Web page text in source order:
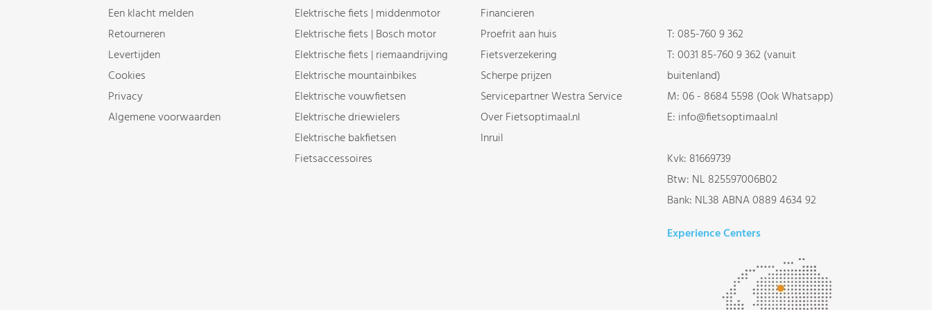
Een klacht melden
Retourneren
Levertijden
Cookies
Privacy
Algemene voorwaarden
Elektrische fiets | middenmotor
Elektrische fiets | Bosch motor
Elektrische fiets | riemaandrijving
Elektrische mountainbikes
Elektrische vouwfietsen
Elektrische driewielers
Elektrische bakfietsen
Fietsaccessoires
Financieren
Proefrit aan huis
Fietsverzekering
Scherpe prijzen
Servicepartner Westra Service
Over Fietsoptimaal.nl
Inruil
T:085-760 9 362
T:0031 85-760 9 362 (vanuit
buitenland)
M:06 - 8684 5598 (Ook Whatsapp)
E: info@fietsoptimaal.nl
Kvk: 81669739
Btw: NL 825597006B02
Bank: NL38 ABNA 0889 4634 92
Experience Centers